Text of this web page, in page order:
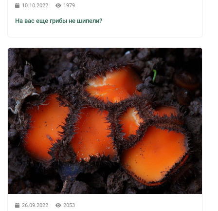
10.10.2022 1979
На вас еще грибы не шипели?
26.09.2022 2053